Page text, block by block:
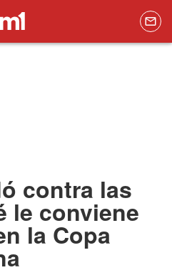
contra las
le conviene
la Copa